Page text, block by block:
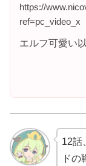
https://
ref=pc_video_x
エルフ可愛い
12話
ドの